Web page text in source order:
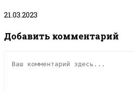
21.03.2023
Добавить комментарий